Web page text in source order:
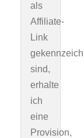
als
Affiliate-
Link
sind,
erhalte
ich
eine
Provision,